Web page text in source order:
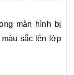
màn hình bị
màu sắc lên lớp